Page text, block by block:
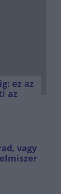
ez az
az
vagy